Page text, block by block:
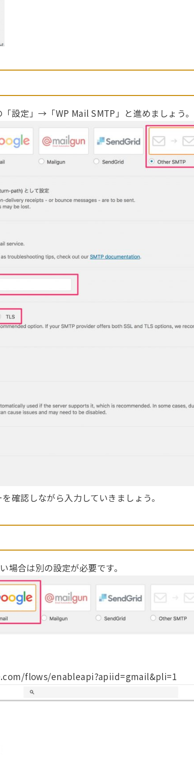
設定」→「WP Mail SMTP」と進めましょう。
確認しながら入力していきましょう。
合は別の設定が必要です。
flows/enableapi?apiid=gmail&pli=1